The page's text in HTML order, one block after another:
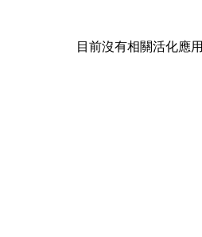
目前沒有相關活化應用